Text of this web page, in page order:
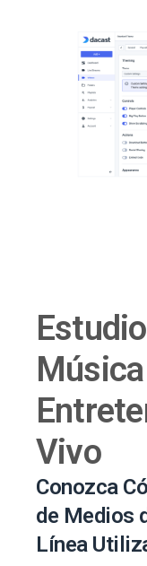
Vivo
Conozca
de Medios
Línea